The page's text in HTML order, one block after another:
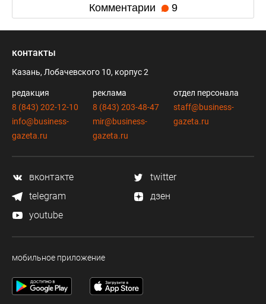
Комментарии 9
контакты
Казань, Лобачевского 10, корпус 2
редакция
8 (843) 202-12-10
info@business-
gazeta.ru
реклама
8 (843) 203-48-47
mir@business-
gazeta.ru
отдел персонала
staff@business-
gazeta.ru
вконтакте
twitter
telegram
дзен
youtube
мобильное приложение